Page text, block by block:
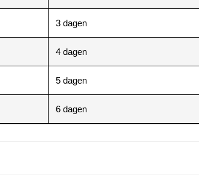
3 dagen
4 dagen
5 dagen
6 dagen